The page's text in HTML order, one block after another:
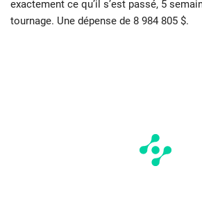
exactement ce qu’il s’est passé, 5
tournage. Une dépense de 8 984 805 $.